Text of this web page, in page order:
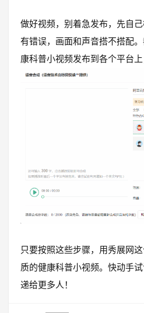
做好视频，别着急发布，先自
有错误，画面和声音搭不搭配
康科普小视频发布到各个平台上
只要按照这些步骤，用秀展网
质的健康科普小视频。快动手
递给更多人！